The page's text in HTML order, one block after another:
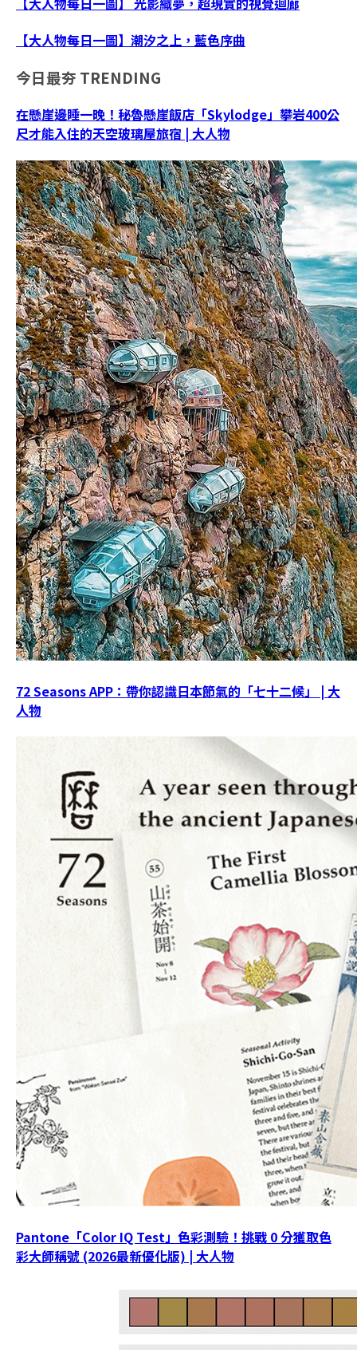
【大人物每日一圖】潮汐之上，藍色序曲
今日最夯 TRENDING
在懸崖邊睡一晚！秘魯懸崖飯店「Skylodge」攀岩400公
尺才能入住的天空玻璃屋旅宿 | 大人物
72 Seasons APP：帶你認識日本節氣的「七十二候」 | 大
人物
Pantone「Color IQ Test」色彩測驗！挑戰 0 分獲取色
彩大師稱號 (2026最新優化版) | 大人物